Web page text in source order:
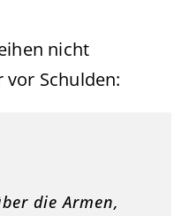
nicht
Schulden:
die Armen,